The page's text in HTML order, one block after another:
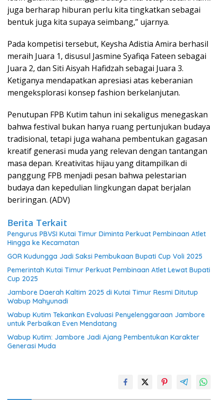
juga berharap hiburan perlu kita tingkatkan sebagai
bentuk juga kita supaya seimbang,” ujarnya.
Pada kompetisi tersebut, Keysha Adistia Amira berhasil
meraih Juara 1, disusul Jasmine Syafiqa Fateen sebagai
Juara 2, dan Siti Aisyah Hafidzah sebagai Juara 3.
Ketiganya mendapatkan apresiasi atas keberanian
mengeksplorasi konsep fashion berkelanjutan.
Penutupan FPB Kutim tahun ini sekaligus menegaskan
bahwa festival bukan hanya ruang pertunjukan budaya
tradisional, tetapi juga wahana pembentukan gagasan
kreatif generasi muda yang relevan dengan tantangan
masa depan. Kreativitas hijau yang ditampilkan di
panggung FPB menjadi pesan bahwa pelestarian
budaya dan kepedulian lingkungan dapat berjalan
beriringan. (ADV)
Berita Terkait
Pengurus PBVSI Kutai Timur Diminta Perkuat Pembinaan Atlet
Hingga ke Kecamatan
GOR Kudungga Jadi Saksi Pembukaan Bupati Cup Voli 2025
Pemerintah Kutai Timur Perkuat Pembinaan Atlet Lewat Bupati
Cup 2025
Jambore Daerah Kaltim 2025 di Kutai Timur Resmi Ditutup
Wabup Mahyunadi
Wabup Kutim Tekankan Evaluasi Penyelenggaraan Jambore
untuk Perbaikan Even Mendatang
Wabup Kutim: Jambore Jadi Ajang Pembentukan Karakter
Generasi Muda